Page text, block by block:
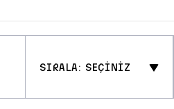
SIRALA: SEÇİNİZ